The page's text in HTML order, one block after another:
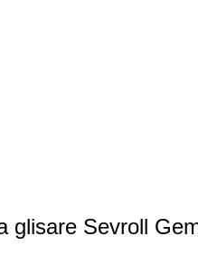
glisare Sevroll